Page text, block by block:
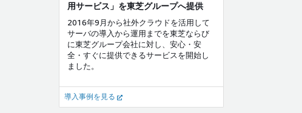
用サービス」を東芝グループへ提供
2016年9月から社外クラウドを活用して
サーバの導入から運用までを東芝ならび
に東芝グループ会社に対し、安心・安
全・すぐに提供できるサービスを開始し
ました。
導入事例を見る